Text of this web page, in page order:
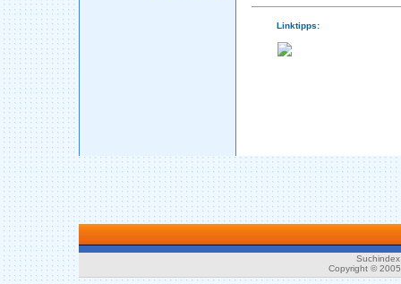
Linktipps:
Copyright ©